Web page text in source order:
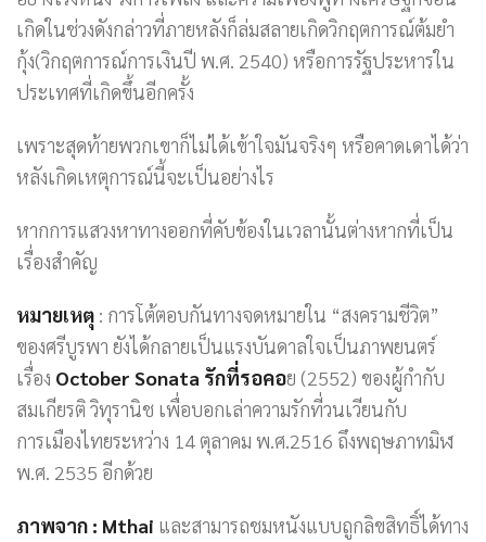
เกิดในช่วงดังกล่าวที่ภายหลังก็ล่มสลายเกิดวิกฤตการณ์ต้มยำ
กุ้ง(วิกฤตการณ์การเงินปี พ.ศ. 2540) หรือการรัฐประหารใน
ประเทศที่เกิดขึ้นอีกครั้ง
เพราะสุดท้ายพวกเขาก็ไม่ได้เข้าใจมันจริงๆ หรือคาดเดาได้ว่า
หลังเกิดเหตุการณ์นี้จะเป็นอย่างไร
หากการแสวงหาทางออกที่คับข้องในเวลานั้นต่างหากที่เป็น
เรื่องสำคัญ
หมายเหตุ : การโต้ตอบกันทางจดหมายใน “สงครามชีวิต”
ของศรีบูรพา ยังได้กลายเป็นแรงบันดาลใจเป็นภาพยนตร์
เรื่อง October Sonata รักที่รอคอย (2552) ของผู้กำกับ
สมเกียรติ วิทุรานิช เพื่อบอกเล่าความรักที่วนเวียนกับ
การเมืองไทยระหว่าง 14 ตุลาคม พ.ศ.2516 ถึงพฤษภาทมิฬ
พ.ศ. 2535 อีกด้วย
ภาพจาก : Mthai และสามารถชมหนังแบบถูกลิขสิทธิ์ได้ทาง